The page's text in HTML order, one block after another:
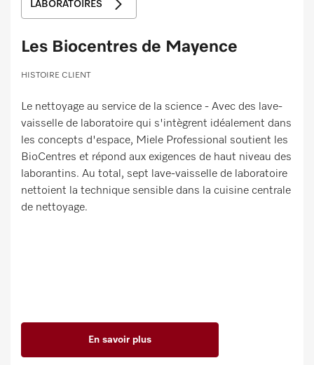
LABORATOIRES
Les Biocentres de Mayence
HISTOIRE CLIENT
Le nettoyage au service de la science - Avec des lave-
vaisselle de laboratoire qui s'intègrent idéalement dans
les concepts d'espace, Miele Professional soutient les
BioCentres et répond aux exigences de haut niveau des
laborantins. Au total, sept lave-vaisselle de laboratoire
nettoient la technique sensible dans la cuisine centrale
de nettoyage.
En savoir plus